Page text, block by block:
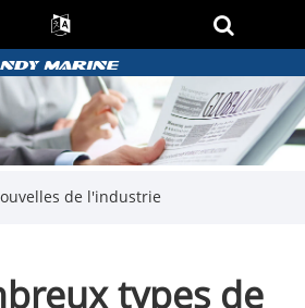
de l'industrie
types de